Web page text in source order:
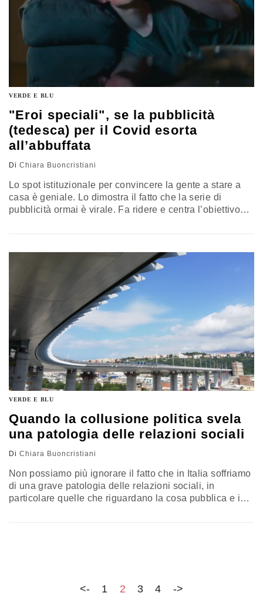
VERDE E BLU
"Eroi speciali", se la pubblicità
(tedesca) per il Covid esorta
all’abbuffata
Di Chiara Buoncristiani
Lo spot istituzionale per convincere la gente a stare a
casa è geniale. Lo dimostra il fatto che la serie di
pubblicità ormai è virale. Fa ridere e centra l’obiettivo
VERDE E BLU
Quando la collusione politica svela
una patologia delle relazioni sociali
Di Chiara Buoncristiani
Non possiamo più ignorare il fatto che in Italia soffriamo
di una grave patologia delle relazioni sociali, in
particolare quelle che riguardano la cosa pubblica e i
<- 1 2 3 4 ->